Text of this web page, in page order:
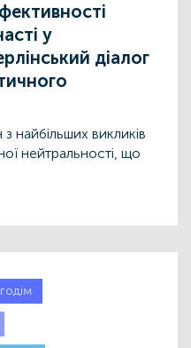
у
діалог
найбільших викликів
нейтральності, що